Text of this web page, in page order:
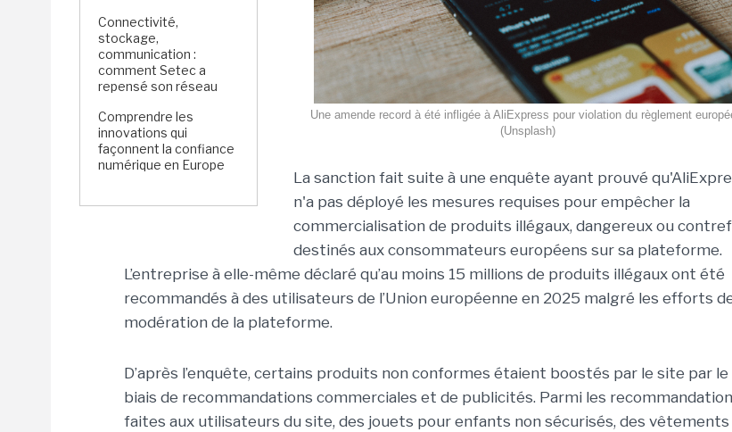
Connectivité,
stockage,
communication :
comment Setec a
repensé son réseau
Comprendre les
innovations qui
façonnent la confiance
numérique en Europe
Une amende record à été infligée à AliExpress pour violation du règlement
(Unsplash)
La sanction fait suite à une enquête ayant prouvé
n'a pas déployé les mesures requises pour empêcher la
commercialisation de produits illégaux, dangereux ou
destinés aux consommateurs européens sur sa plateforme.
L’entreprise à elle-même déclaré qu’au moins 15 millions de produits illégaux ont été
recommandés à des utilisateurs de l’Union européenne en 2025 malgré les efforts
modération de la plateforme.
D’après l’enquête, certains produits non conformes étaient boostés par le site par le
biais de recommandations commerciales et de publicités. Parmi les
faites aux utilisateurs du site, des jouets pour enfants non sécurisés, des vêtements